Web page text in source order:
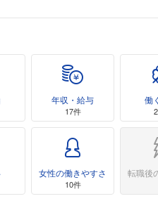
年収・給与
17件
働
女性の働きやすさ
10件
転職後